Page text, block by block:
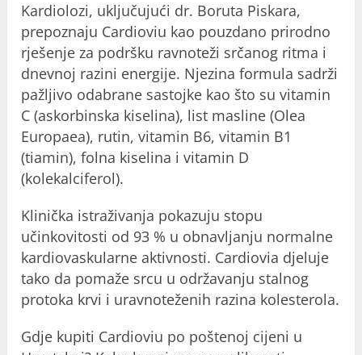
Kardiolozi, uključujući dr. Boruta Piskara,
prepoznaju Cardioviu kao pouzdano prirodno
rješenje za podršku ravnoteži srčanog ritma i
dnevnoj razini energije. Njezina formula sadrži
pažljivo odabrane sastojke kao što su vitamin
C (askorbinska kiselina), list masline (Olea
Europaea), rutin, vitamin B6, vitamin B1
(tiamin), folna kiselina i vitamin D
(kolekalciferol).
Klinička istraživanja pokazuju stopu
učinkovitosti od 93 % u obnavljanju normalne
kardiovaskularne aktivnosti. Cardiovia djeluje
tako da pomaže srcu u održavanju stalnog
protoka krvi i uravnoteženih razina kolesterola.
Gdje kupiti Cardioviu po poštenoj cijeni u